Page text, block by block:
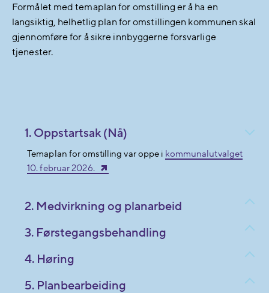
Formålet med temaplan for omstilling er å ha en
langsiktig, helhetlig plan for omstillingen kommunen skal
gjennomføre for å sikre innbyggerne forsvarlige
tjenester.
1. Oppstartsak (Nå)
Temaplan for omstilling var oppe i kommunalutvalget
10. februar 2026.
2. Medvirkning og planarbeid
3. Førstegangsbehandling
4. Høring
5. Planbearbeiding